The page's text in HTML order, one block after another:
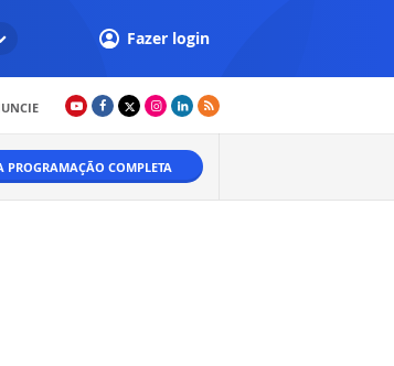
Fazer login
PROGRAMAÇÃO COMPLETA